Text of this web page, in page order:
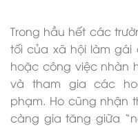
Trong hầu hết các
tối của xã hội làm
hoặc công việc nhàn
và tham gia các
phạm. Ho cũng nhận
càng gia tăng giữa